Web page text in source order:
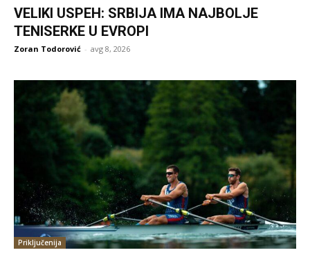
VELIKI USPEH: SRBIJA IMA NAJBOLJE
TENISERKE U EVROPI
Zoran Todorović - avg 8, 2026
Priključenija